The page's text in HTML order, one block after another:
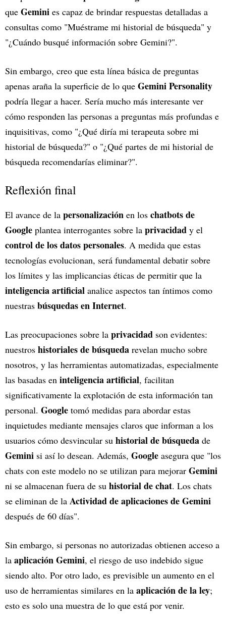
que Gemini es capaz de brindar respuestas detalladas a
consultas como "Muéstrame mi historial de búsqueda" y
"¿Cuándo busqué información sobre Gemini?".
Sin embargo, creo que esta línea básica de preguntas
apenas araña la superficie de lo que Gemini Personality
podría llegar a hacer. Sería mucho más interesante ver
cómo responden las personas a preguntas más profundas e
inquisitivas, como "¿Qué diría mi terapeuta sobre mi
historial de búsqueda?" o "¿Qué partes de mi historial de
búsqueda recomendarías eliminar?".
Reflexión final
El avance de la personalización en los chatbots de
Google plantea interrogantes sobre la privacidad y el
control de los datos personales. A medida que estas
tecnologías evolucionan, será fundamental debatir sobre
los límites y las implicancias éticas de permitir que la
inteligencia artificial analice aspectos tan íntimos como
nuestras búsquedas en Internet.
Las preocupaciones sobre la privacidad son evidentes:
nuestros historiales de búsqueda revelan mucho sobre
nosotros, y las herramientas automatizadas, especialmente
las basadas en inteligencia artificial, facilitan
significativamente la explotación de esta información tan
personal. Google tomó medidas para abordar estas
inquietudes mediante mensajes claros que informan a los
usuarios cómo desvincular su historial de búsqueda de
Gemini si así lo desean. Además, Google asegura que "los
chats con este modelo no se utilizan para mejorar Gemini
ni se almacenan fuera de su historial de chat. Los chats
se eliminan de la Actividad de aplicaciones de Gemini
después de 60 días".
Sin embargo, si personas no autorizadas obtienen acceso a
la aplicación Gemini, el riesgo de uso indebido sigue
siendo alto. Por otro lado, es previsible un aumento en el
uso de herramientas similares en la aplicación de la ley;
esto es solo una muestra de lo que está por venir.